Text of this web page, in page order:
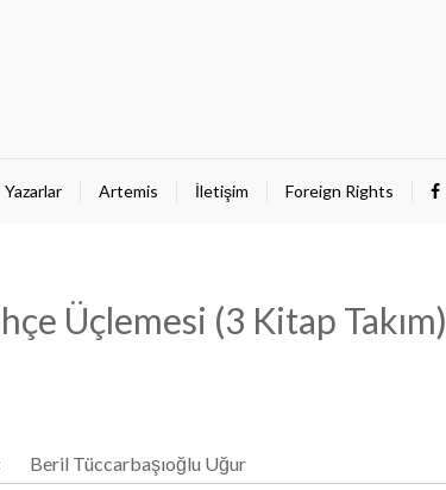
Yazarlar Artemis İletişim Foreign Rights
Üçlemesi (3 Kitap Takım)
Beril Tüccarbaşıoğlu Uğur